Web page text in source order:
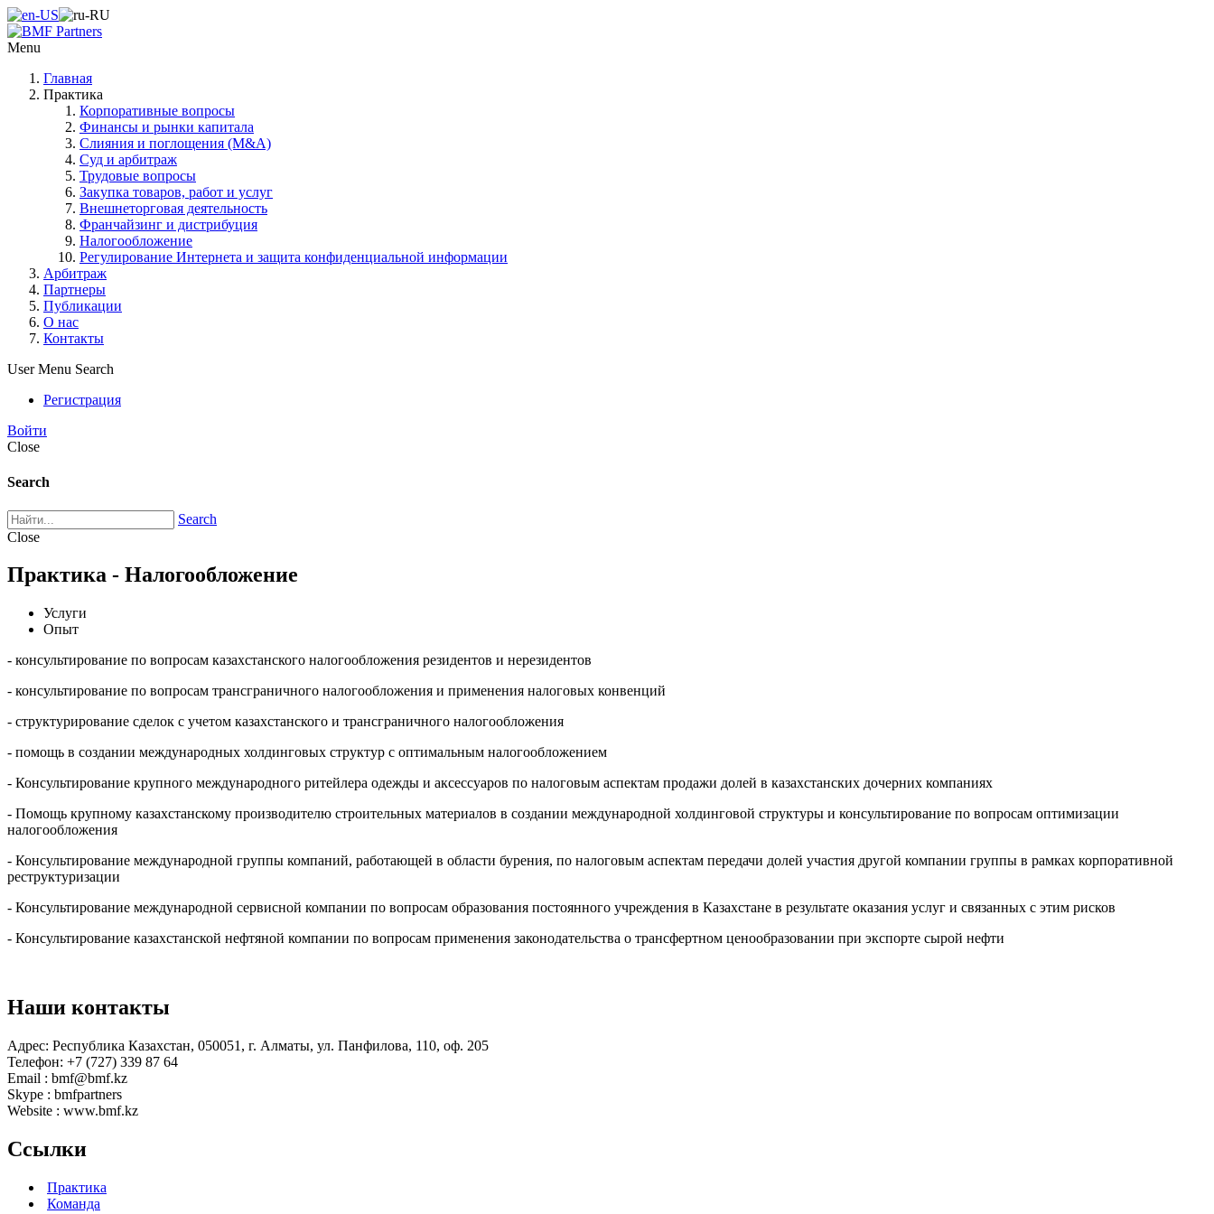
Menu
Главная
Практика
Корпоративные вопросы
Финансы и рынки капитала
Слияния и поглощения (M&A)
Суд и арбитраж
Трудовые вопросы
Закупка товаров, работ и услуг
Внешнеторговая деятельность
Франчайзинг и дистрибуция
Налогообложение
Регулирование Интернета и защита конфиденциальной информации
Арбитраж
Партнеры
Публикации
О нас
Контакты
User Menu Search
Регистрация
Войти
Close
Search
Search
Close
Практика - Налогообложение
Услуги
Опыт
- консультирование по вопросам казахстанского налогообложения резидентов и нерезидентов
- консультирование по вопросам трансграничного налогообложения и применения налоговых конвенций
- структурирование сделок с учетом казахстанского и трансграничного налогообложения
- помощь в создании международных холдинговых структур с оптимальным налогообложением
- Консультирование крупного международного ритейлера одежды и аксессуаров по налоговым аспектам продажи долей в казахстанских дочерних компаниях
- Помощь крупному казахстанскому производителю строительных материалов в создании международной холдинговой структуры и консультирование по вопросам оптимизации
налогообложения
- Консультирование международной группы компаний, работающей в области бурения, по налоговым аспектам передачи долей участия другой компании группы в рамках корпоративной
реструктуризации
- Консультирование международной сервисной компании по вопросам образования постоянного учреждения в Казахстане в результате оказания услуг и связанных с этим рисков
- Консультирование казахстанской нефтяной компании по вопросам применения законодательства о трансфертном ценообразовании при экспорте сырой нефти
Наши контакты
Адрес: Республика Казахстан, 050051, г. Алматы, ул. Панфилова, 110, оф. 205
Телефон: +7 (727) 339 87 64
Email : bmf@bmf.kz
Skype : bmfpartners
Website : www.bmf.kz
Ссылки
Практика
Команда